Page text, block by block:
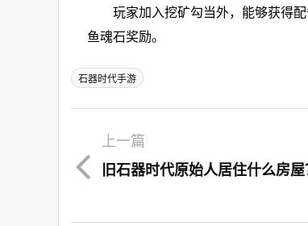
玩家加入挖矿勾当外，能够获得配
鱼魂石奖励。
石器时代手游
上一篇
旧石器时代原始人居住什么房屋